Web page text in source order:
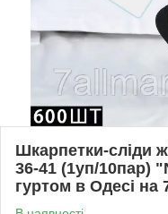
Шкарпетки-сліди
36-41 (1уп/10пар)
гуртом в Одесі на